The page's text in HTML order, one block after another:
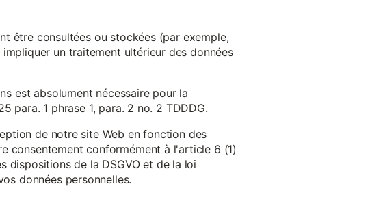
être consultées ou stockées (par exemple,
un traitement ultérieur des données
est absolument nécessaire pour la
para. 1 phrase 1, para. 2 no. 2 TDDDG.
de notre site Web en fonction des
consentement conformément à l'article 6 (1)
dispositions de la DSGVO et de la loi
données personnelles.